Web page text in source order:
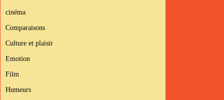
cinéma
Comparaisons
Culture et plaisir
Emotion
Film
Humeurs